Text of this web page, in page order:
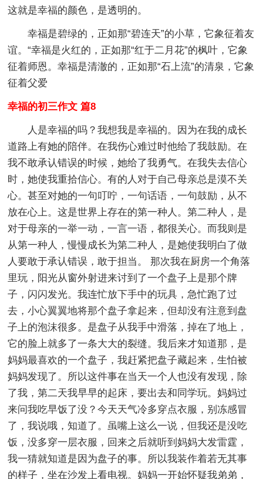
这就是幸福的颜色，是透明的。
幸福是碧绿的，正如那“碧连天”的小草，它象征着友
谊。“幸福是火红的，正如那“红于二月花”的枫叶，它象
征着师恩。幸福是清澈的，正如那“石上流”的清泉，它象
征着父爱
幸福的初三作文 篇8
人是幸福的吗？我想我是幸福的。因为在我的成长
道路上有她的陪伴。在我伤心难过时他给了我鼓励。在
我不敢承认错误的时候，她给了我勇气。在我失去信心
时，她使我重拾信心。有的人对于自己母亲总是漠不关
心。甚至对她的一句叮咛，一句话语，一句鼓励，从不
放在心上。这是世界上存在的第一种人。第二种人，是
对于母亲的一举一动，一言一语，都很关心。而我则是
从第一种人，慢慢成长为第二种人，是她使我明白了做
人要敢于承认错误，敢于担当。 那次我在厨房一个角落
里玩，阳光从窗外射进来讨到了一个盘子上是那个牌
子，闪闪发光。我连忙放下手中的玩具，急忙跑了过
去，小心翼翼地将那个盘子拿起来，但却没有注意到盘
子上的泡沫很多。是盘子从我手中滑落，掉在了地上，
它的脸上就多了一条大大的裂缝。我后来才知道那，是
妈妈最喜欢的一个盘子，我赶紧把盘子藏起来，生怕被
妈妈发现了。所以这件事在当天一个人也没有发现，除
了我，第二天我早早的起床，要出去和同学玩。妈妈过
来问我吃早饭了没？今天天气冷多穿点衣服，别冻感冒
了，我说哦，知道了。虽嘴上这么一说，但我还是没吃
饭，没多穿一层衣服，回来之后就听到妈妈大发雷霆，
我一猜就知道是因为盘子的事。所以我装作着若无其事
的样子，坐在沙发上看电视。妈妈一开始怀疑我弟弟，